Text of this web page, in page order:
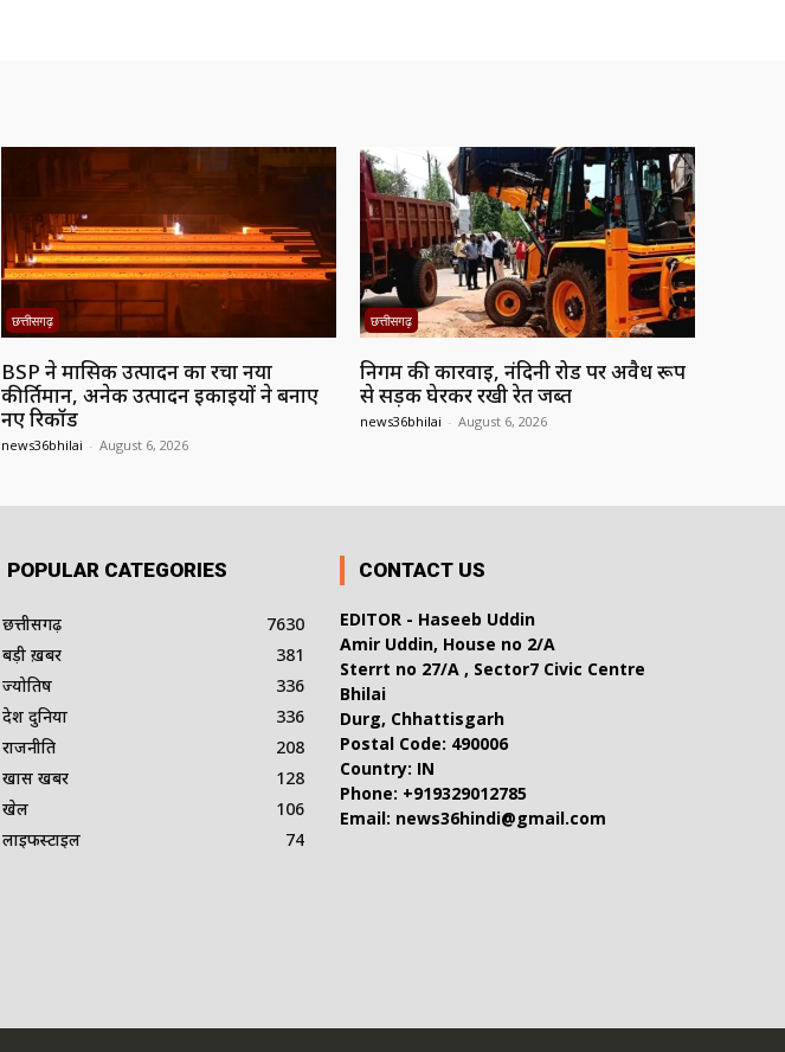
छत्तीसगढ़
BSP ने मासिक उत्पादन का रचा नया
कीर्तिमान, अनेक उत्पादन इकाइयों ने बनाए
नए रिकॉर्ड
news36bhilai - August 6, 2026
छत्तीसगढ़
निगम की कार्रवाई, नंदिनी रोड पर अवैध रूप
से सड़क घेरकर रखी रेत जब्त
news36bhilai - August 6, 2026
POPULAR CATEGORIES
छत्तीसगढ़
7630
बड़ी ख़बर
381
ज्योतिष
336
देश दुनिया
336
राजनीति
208
खास खबर
128
खेल
106
लाइफस्टाइल
74
CONTACT US
EDITOR - Haseeb Uddin
Amir Uddin, House no 2/A
Sterrt no 27/A , Sector7 Civic Centre
Bhilai
Durg, Chhattisgarh
Postal Code: 490006
Country: IN
Phone: +919329012785
Email: news36hindi@gmail.com